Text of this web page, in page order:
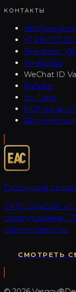
КОНТАКТЫ
+7 916 537 33
Telegram ·
WhatsApp
WeChat ID
RuTube
YouTube
PDF-каталог
Шоу-рум
Продукция
ТР ТС 004/2011 «О
оборудования» ·
совместимость»
СМОТРЕТЬ